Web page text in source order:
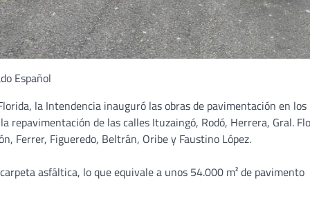
Español
la Intendencia inauguró las obras de pavimentación en los
repavimentación de las calles Ituzaingó, Rodó, Herrera, Gral.
Ferrer, Figueredo, Beltrán, Oribe y Faustino López.
asfáltica, lo que equivale a unos 54.000 m² de pavimento